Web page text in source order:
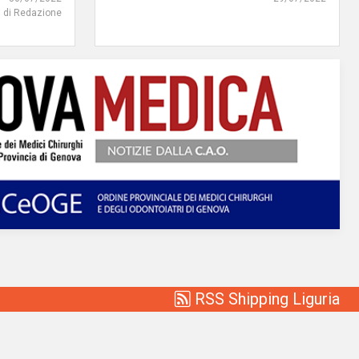
di Redazione
RSS Shipping Liguria